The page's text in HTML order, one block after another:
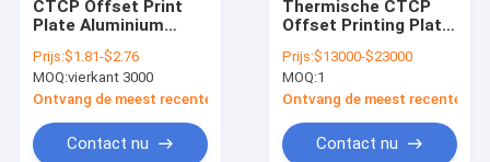
CTCP Offset Print
Plate Aluminium
gevoeligheid
Prijs:$1.81-$2.76
MOQ:vierkant 3000
Ontvang de meest recente Prijs
Contact nu
Thermische CTCP
Offset Printing Plate
Lichtenergie Imaging
Prijs:$13000-$23000
MOQ:1
Ontvang de meest recente
Contact nu